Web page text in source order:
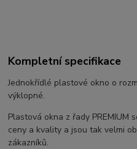
Kompletní specifikace
Jednokřídlé plastové okno o
výklopné.
Plastová okna z řady PREMIUM
ceny a kvality a jsou tak velmi
zákazníků.